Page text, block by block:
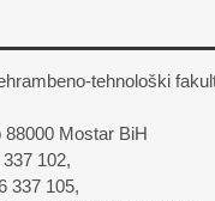
tehnološki
88000 Mostar BiH
102,
337 105,